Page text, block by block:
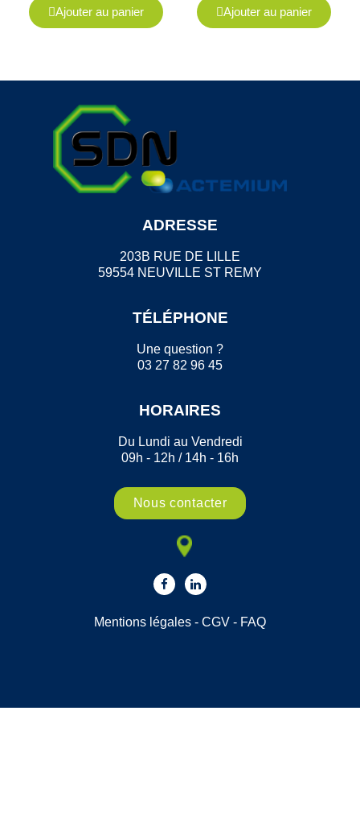
Ajouter au panier Ajouter au panier
ADRESSE
203B RUE DE LILLE
59554 NEUVILLE ST REMY
TÉLÉPHONE
Une question ?
03 27 82 96 45
HORAIRES
Du Lundi au Vendredi
09h - 12h / 14h - 16h
Nous contacter
Mentions légales - CGV - FAQ